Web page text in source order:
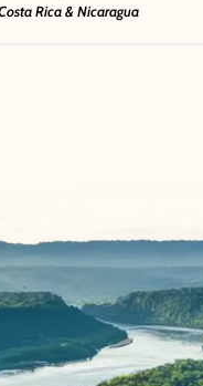
Rica & Nicaragua